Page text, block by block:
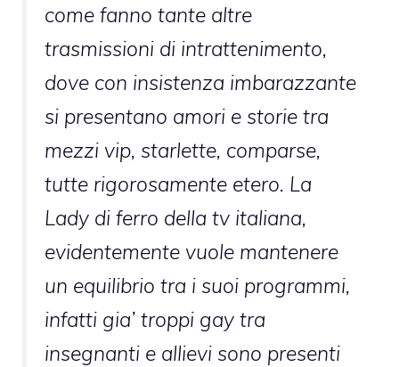
come fanno tante altre
trasmissioni di intrattenimento,
dove con insistenza imbarazzante
si presentano amori e storie tra
mezzi vip, starlette, comparse,
tutte rigorosamente etero. La
Lady di ferro della tv italiana,
evidentemente vuole mantenere
un equilibrio tra i suoi programmi,
infatti gia’ troppi gay tra
insegnanti e allievi sono presenti